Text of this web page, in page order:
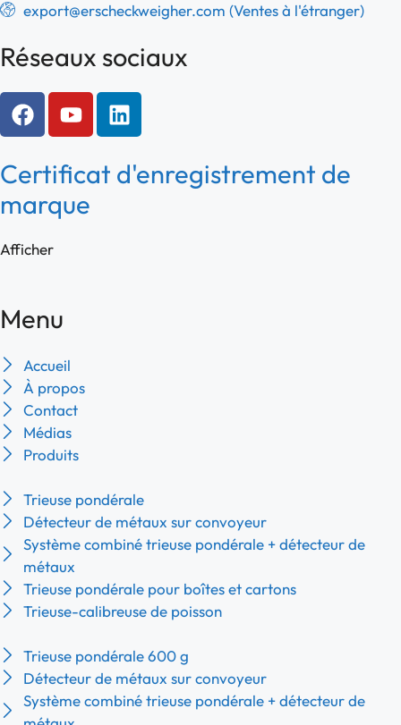
export@erscheckweigher.com (Ventes à l'étranger)
Réseaux sociaux
Certificat d'enregistrement de
marque
Afficher
Menu
Accueil
À propos
Contact
Médias
Produits
Trieuse pondérale
Détecteur de métaux sur convoyeur
Système combiné trieuse pondérale + détecteur de
métaux
Trieuse pondérale pour boîtes et cartons
Trieuse-calibreuse de poisson
Trieuse pondérale 600 g
Détecteur de métaux sur convoyeur
Système combiné trieuse pondérale + détecteur de